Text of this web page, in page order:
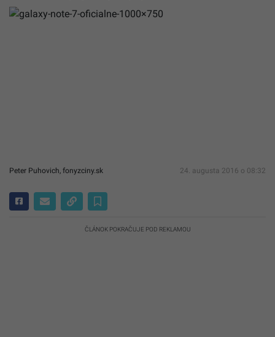
Peter Puhovich, fonyzciny.sk 24. augusta 2016 o 08:32
ČLÁNOK POKRAČUJE POD REKLAMOU